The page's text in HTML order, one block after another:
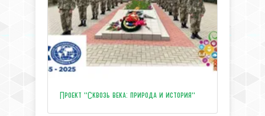
Проект "Сквозь века: природа и история"